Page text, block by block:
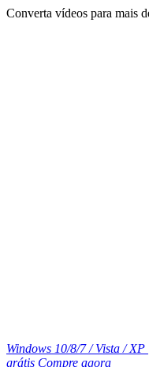
Converta vídeos para mais
Windows 10/8/7 / Vista / XP
grátis Compre agora